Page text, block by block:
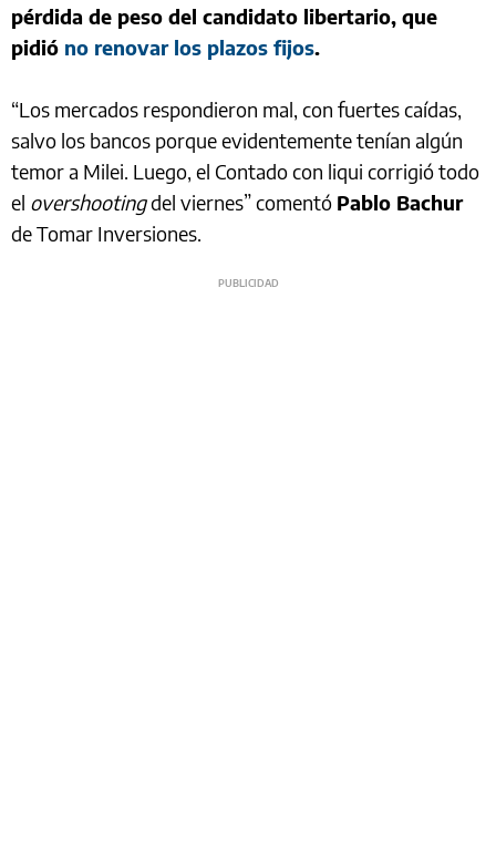
pérdida de peso del candidato libertario, que
pidió no renovar los plazos fijos.
“Los mercados respondieron mal, con fuertes caídas,
salvo los bancos porque evidentemente tenían algún
temor a Milei. Luego, el Contado con liqui corrigió todo
el overshootingdel viernes” comentó Pablo Bachur
de Tomar Inversiones.